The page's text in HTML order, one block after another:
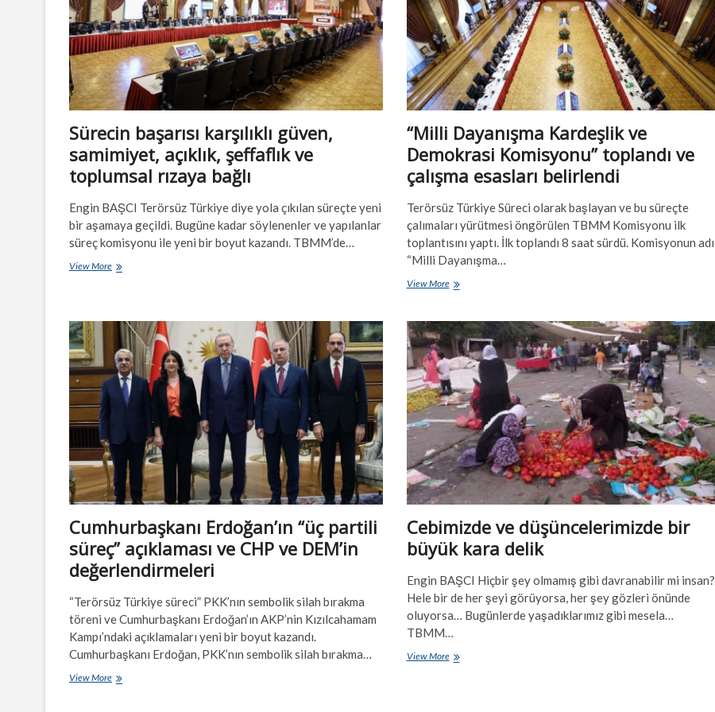
Sürecin başarısı karşılıklı güven,
samimiyet, açıklık, şeffaflık ve
toplumsal rızaya bağlı
Engin BAŞCI Terörsüz Türkiye diye yola çıkılan süreçte yeni
bir aşamaya geçildi. Bugüne kadar söylenenler ve yapılanlar
süreç komisyonu ile yeni bir boyut kazandı. TBMM’de…
View MoreSürecin
samimiyet,
açıklık,
şeffaflık
ve
toplumsal
rızaya
bağlı
“Milli Dayanışma Kardeşlik ve
Demokrasi Komisyonu” toplandı ve
çalışma esasları belirlendi
Terörsüz Türkiye Süreci olarak başlayan ve bu süreçte
çalımaları yürütmesi öngörülen TBMM Komisyonu ilk
toplantısını yaptı. İlk toplandı 8 saat sürdü. Komisyonun adı
“Milli Dayanışma…
View More“Milli
ve
Demokrasi
Komisyonu”
toplandı
ve
çalışma
esasları
belirlendi
Cumhurbaşkanı Erdoğan’ın “üç partili
süreç” açıklaması ve CHP ve DEM’in
değerlendirmeleri
“Terörsüz Türkiye süreci” PKK’nın sembolik silah bırakma
töreni ve Cumhurbaşkanı Erdoğan’ın AKP’nin Kızılcahamam
Kampı’ndaki açıklamaları yeni bir boyut kazandı.
Cumhurbaşkanı Erdoğan, PKK’nın sembolik silah bırakma…
View MoreCumhurbaşkanı
Cebimizde ve düşüncelerimizde bir
büyük kara delik
Engin BAŞCI Hiçbir şey olmamış gibi davranabilir mi insan?
Hele bir de her şeyi görüyorsa, her şey gözleri önünde
oluyorsa… Bugünlerde yaşadıklarımız gibi mesela…
TBMM…
View MoreCebimizde